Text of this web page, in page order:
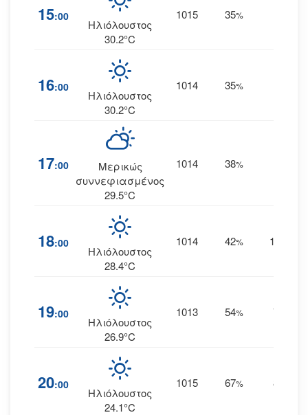
15:00
Ηλιόλουστος
30.2°C
1015 35%
16:00
Ηλιόλουστος
30.2°C
1014 35%
17:00
Μερικώς
συννεφιασμένος
29.5°C
1014 38%
18:00
Ηλιόλουστος
28.4°C
1014 42% 10
19:00
Ηλιόλουστος
26.9°C
1013 54% 7
20:00
Ηλιόλουστος
24.1°C
1015 67% 8